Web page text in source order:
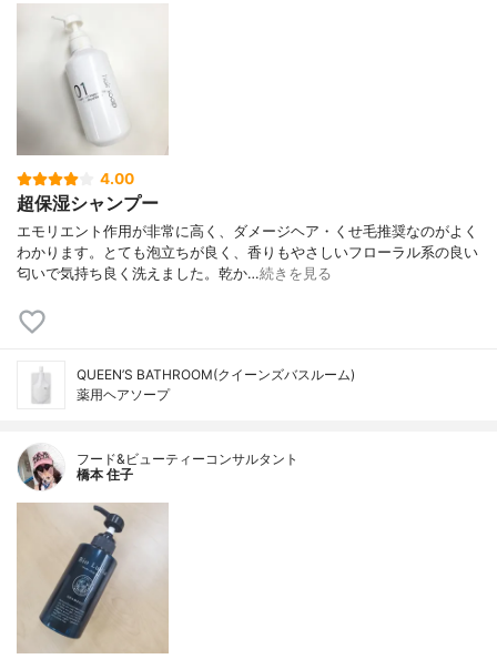
4.00
超保湿シャンプー
エモリエント作用が非常に高く、ダメージヘア・くせ毛推奨なのがよく
わかります。とても泡立ちが良く、香りもやさしいフローラル系の良い
匂いで気持ち良く洗えました。乾か…続きを見る
QUEEN’S BATHROOM(クイーンズバスルーム)
薬用ヘアソープ
フード&ビューティーコンサルタント
橋本 住子